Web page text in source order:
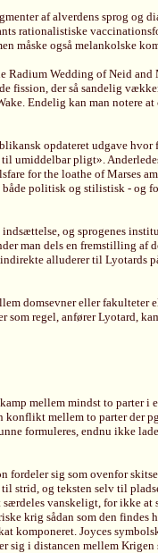
af alverdens sprog og
rationalistiske
måske også melankolske
Radium Wedding of Neid and
fission, der så sandelig
Endelig kan man notere
opdateret udgave
umiddelbar pligt».
for the loathe of Marses
politisk og stilistisk - og
og sprogenes
man dels en fremstilling af
alluderer til
domsevner eller fakulteter
som regel, anfører Lyotard,
mellem mindst to parter i
mellem to parter der
formuleres, endnu ikke
sig som ovenfor
strid, og teksten selv til
vanskeligt, for ikke at
krig sådan som den findes
komponeret. Joyces
i distancen mellem Krigen